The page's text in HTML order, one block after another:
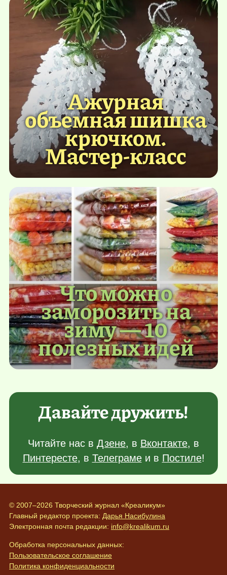
Ажурная
объемная шишка
крючком.
Мастер-класс
Что можно
заморозить на
зиму — 10
полезных идей
Давайте дружить!
Читайте нас в Дзене, в Вконтакте, в
Пинтересте, в Телеграмеи в Постиле!
© 2007–2026 Творческий журнал «Креаликум»
Главный редактор проекта: Дарья Насибулина
Электронная почта редакции: info@krealikum.ru
Обработка персональных данных:
Пользовательское соглашение
Политика конфиденциальности